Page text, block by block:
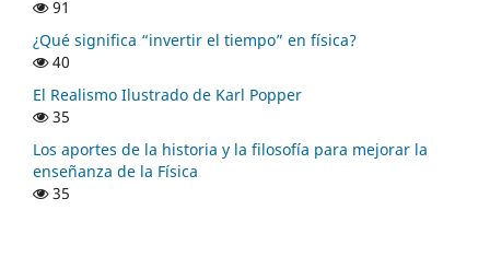
91
¿Qué significa “invertir el tiempo” en física?
40
El Realismo Ilustrado de Karl Popper
35
Los aportes de la historia y la filosofía para mejorar la
enseñanza de la Física
35